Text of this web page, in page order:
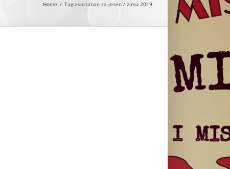
Home Tag:asortiman za jesen / zimu 2019